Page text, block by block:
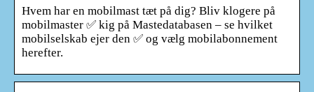
Hvem har en mobilmast tæt på dig? Bliv klogere på
mobilmaster ✅ kig på Mastedatabasen – se hvilket
mobilselskab ejer den ✅ og vælg mobilabonnement
herefter.